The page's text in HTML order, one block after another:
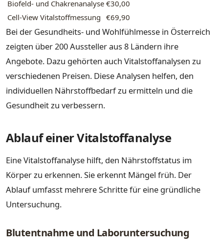
Biofeld- und Chakrenanalyse €30,00
Cell-View Vitalstoffmessung €69,90
Bei der Gesundheits- und Wohlfühlmesse in Österreich
zeigten über 200 Aussteller aus 8 Ländern ihre
Angebote. Dazu gehörten auch Vitalstoffanalysen zu
verschiedenen Preisen. Diese Analysen helfen, den
individuellen Nährstoffbedarf zu ermitteln und die
Gesundheit zu verbessern.
Ablauf einer Vitalstoffanalyse
Eine Vitalstoffanalyse hilft, den Nährstoffstatus im
Körper zu erkennen. Sie erkennt Mängel früh. Der
Ablauf umfasst mehrere Schritte für eine gründliche
Untersuchung.
Blutentnahme und Laboruntersuchung